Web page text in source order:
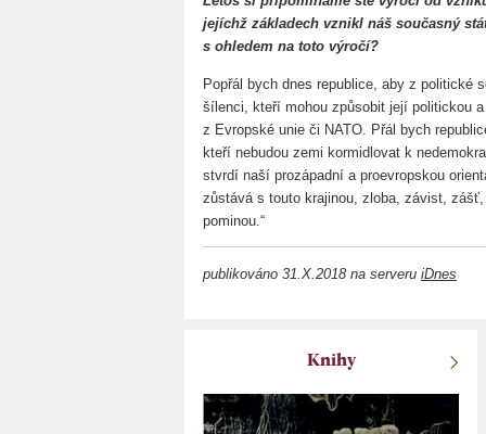
jejíchž základech vznikl náš současný
s ohledem na toto výročí?
Popřál bych dnes republice, aby z politické
šílenci, kteří mohou způsobit její politickou
z Evropské unie či NATO. Přál bych
kteří nebudou zemi kormidlovat k
stvrdí naší prozápadní a proevropskou
zůstává s touto krajinou, zloba, závist,
pominou.“
publikováno 31.X.2018 na serveru iDnes
Knihy